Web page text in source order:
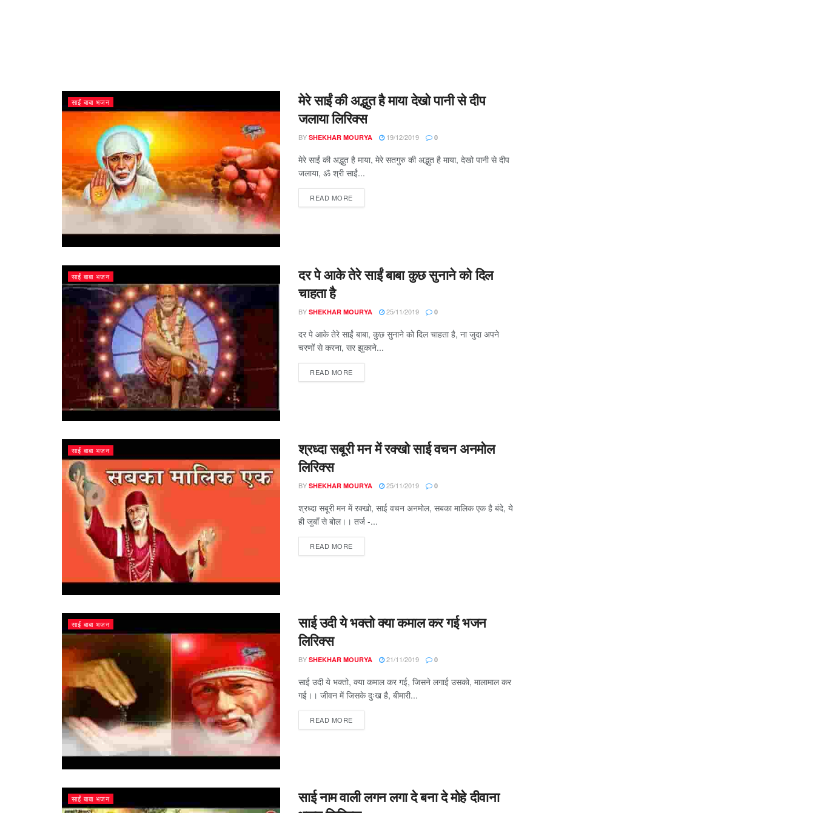
साईं बाबा भजन
मेरे साईं की अद्भुत है माया देखो पानी से दीप
जलाया लिरिक्स
BY SHEKHAR MOURYA 19/12/2019 0
मेरे साईं की अद्भुत है माया, मेरे सतगुरु की अद्भुत है माया, देखो पानी से दीप
जलाया, ॐ श्री साईं...
READ MOREDETAILS
साईं बाबा भजन
दर पे आके तेरे साईं बाबा कुछ सुनाने को दिल
चाहता है
BY SHEKHAR MOURYA 25/11/2019 0
दर पे आके तेरे साईं बाबा, कुछ सुनाने को दिल चाहता है, ना जुदा अपने
चरणों से करना, सर झुकाने...
READ MOREDETAILS
साईं बाबा भजन
श्रध्दा सबूरी मन में रक्खो साई वचन अनमोल
लिरिक्स
BY SHEKHAR MOURYA 25/11/2019 0
श्रध्दा सबूरी मन में रक्खो, साई वचन अनमोल, सबका मालिक एक है बंदे, ये
ही जुबाँ से बोल।। तर्ज -...
READ MOREDETAILS
साईं बाबा भजन
साई उदी ये भक्तो क्या कमाल कर गई भजन
लिरिक्स
BY SHEKHAR MOURYA 21/11/2019 0
साई उदी ये भक्तो, क्या कमाल कर गई, जिसने लगाई उसको, मालामाल कर
गई।। जीवन में जिसके दुःख है, बीमारी...
READ MOREDETAILS
साईं बाबा भजन
साई नाम वाली लगन लगा दे बना दे मोहे दीवाना